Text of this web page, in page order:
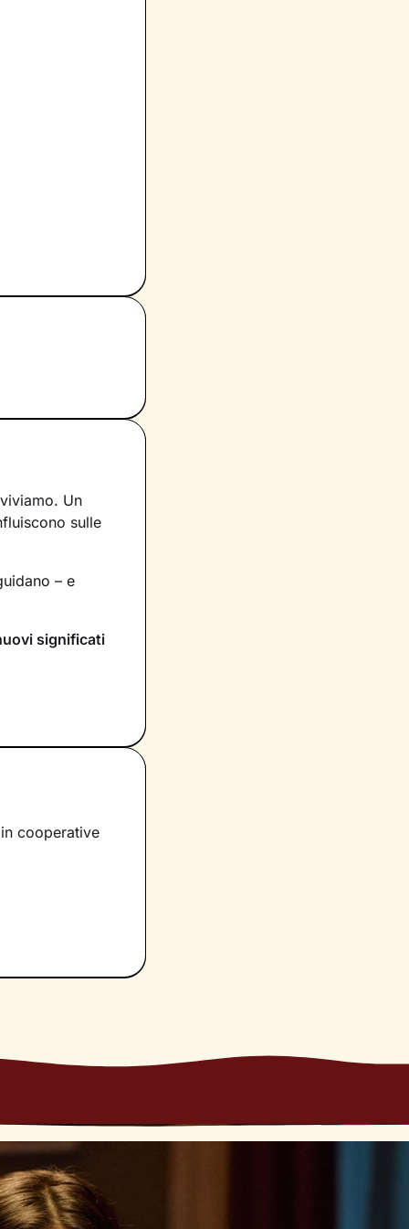
Un
sulle
– e
significati
dentro di te
che
provi in
un’atmosfera
che
la loro
al meglio il
vita e a
cooperative